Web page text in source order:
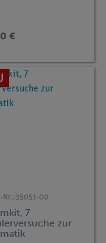
€
Nr.:35051-00
7
zur